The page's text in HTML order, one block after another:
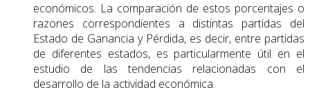
económicos. La comparación de estos porcentajes o
razones correspondientes a distintas partidas del
Estado de Ganancia y Pérdida, es decir, entre partidas
de diferentes estados, es particularmente útil en el
estudio de las tendencias relacionadas con el
desarrollo de la actividad económica.